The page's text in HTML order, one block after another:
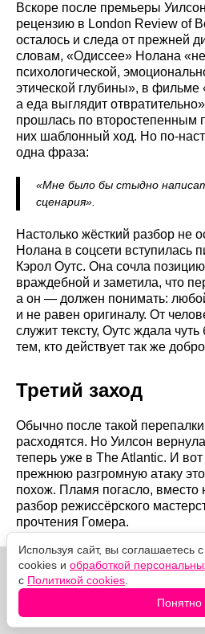
Вскоре после премьеры
рецензию в London Review of
осталось и следа от прежней
словам, «Одиссее» Нолана
психологической,
этической глубины», в фильме
а еда выглядит
прошлась по второстепенным
них шаблонный ход. Но по-
одна фраза:
«Мне было бы стыдно
сценария».
Настолько жёсткий разбор не
Нолана в соцсети вступилась
Кэрол Оутс. Она сочла
враждебной и заметила, что
а он — должен понимать:
и не равен оригиналу. От
служит тексту, Оутс ждала
тем, кто действует так же
Третий заход
Обычно после такой
расходятся. Но Уилсон
теперь уже в The Atlantic. И
прежнюю разгромную атаку
похож. Пламя погасло, вместо
разбор режиссёрского
прочтения Гомера.
Используя сайт, вы соглашаетесь
cookies и обработкой
с Политикой cookies
Понятно